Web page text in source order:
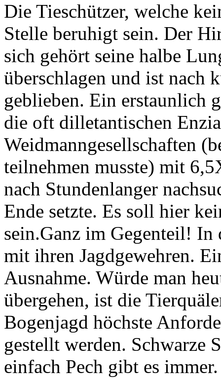
Die Tieschützer, welche
Stelle beruhigt sein. Der
sich gehört seine halbe
überschlagen und ist nach
geblieben. Ein erstaunlich
die oft dilletantischen
Weidmanngesellschaften
teilnehmen musste) mit
nach Stundenlanger
Ende setzte. Es soll hier
sein.Ganz im Gegenteil! In
mit ihren Jagdgewehren.
Ausnahme. Würde man
übergehen, ist die
Bogenjagd höchste
gestellt werden. Schwarze
einfach Pech gibt es immer.